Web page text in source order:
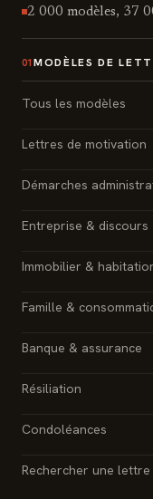
2 000 modèles, 37
01 MODÈLES DE
Tous les modèles
Lettres de motivation
Démarches
Entreprise & discours
Immobilier &
Famille &
Banque & assurance
Résiliation
Condoléances
Rechercher une lettre